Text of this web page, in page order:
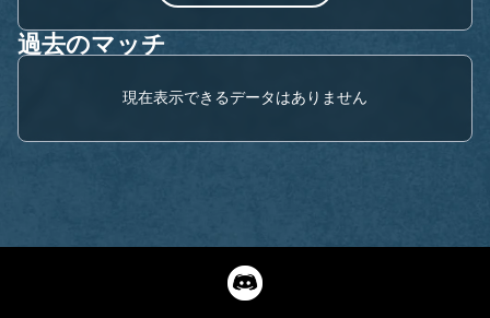
過去のマッチ
現在表示できるデータはありません